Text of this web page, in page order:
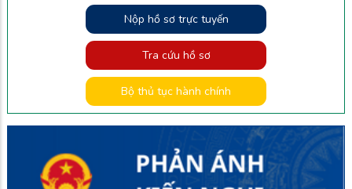
Nộp hồ sơ trực tuyến
Tra cứu hồ sơ
Bộ thủ tục hành chính